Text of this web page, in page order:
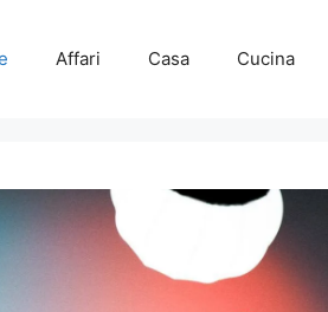
Affari Casa Cucina